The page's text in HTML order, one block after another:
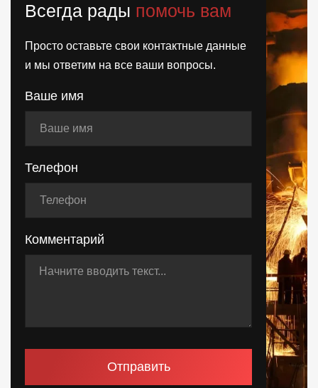
Всегда рады помочь вам
Просто оставьте свои контактные данные
и мы ответим на все ваши вопросы.
Ваше имя
Телефон
Комментарий
Отправить